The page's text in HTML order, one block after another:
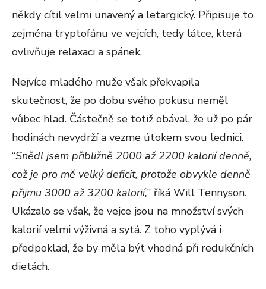
někdy cítil velmi unavený a letargický. Připisuje to
zejména tryptofánu ve vejcích, tedy látce, která
ovlivňuje relaxaci a spánek.
Nejvíce mladého muže však překvapila
skutečnost, že po dobu svého pokusu neměl
vůbec hlad. Částečně se totiž obával, že už po pár
hodinách nevydrží a vezme útokem svou lednici.
“Snědl jsem přibližně 2000 až 2200 kalorií denně,
což je pro mě velký deficit, protože obvykle denně
přijmu 3000 až 3200 kalorií,” říká Will Tennyson.
Ukázalo se však, že vejce jsou na množství svých
kalorií velmi výživná a sytá. Z toho vyplývá i
předpoklad, že by měla být vhodná při redukčních
dietách.